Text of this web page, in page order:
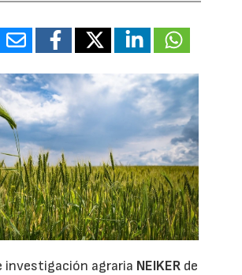
investigación agraria NEIKER de